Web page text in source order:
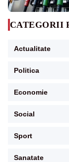
CATEGORII
Actualitate
Politica
Economie
Social
Sport
Sanatate